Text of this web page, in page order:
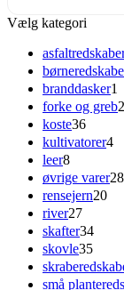
Vælg kategori
branddasker1
forke og greb
koste36
kultivatorer4
leer8
øvrige varer28
rensejern20
river27
skafter34
skovle35
små